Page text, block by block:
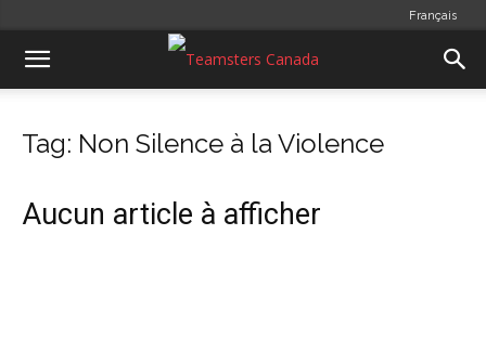
Français
Tag: Non Silence à la Violence
Aucun article à afficher